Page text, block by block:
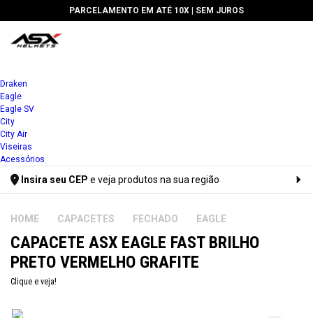
🔥 5% DE DESCONTO PARA PAGAMENTOS À VISTA OU VIA PIX
Draken
Eagle
Eagle SV
City
City Air
Viseiras
Acessórios
Insira seu CEP e veja produtos na sua região
CAPACETES FECHADO EAGLE
CAPACETE ASX EAGLE FAST BRILHO
PRETO VERMELHO GRAFITE
Clique e veja!
2x
3x
4x
5x
6x
7x
8x
Meus Pedidos
Lista de Desejos
Meus Pedidos
Lista de Desejos